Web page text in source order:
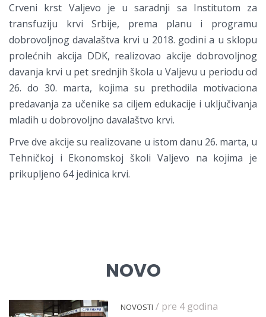
Crveni krst Valjevo je u saradnji sa Institutom za
transfuziju krvi Srbije, prema planu i programu
dobrovoljnog davalaštva krvi u 2018. godini a u sklopu
prolećnih akcija DDK, realizovao akcije dobrovoljnog
davanja krvi u pet srednjih škola u Valjevu u periodu od
26. do 30. marta, kojima su prethodila motivaciona
predavanja za učenike sa ciljem edukacije i uključivanja
mladih u dobrovoljno davalaštvo krvi.
Prve dve akcije su realizovane u istom danu 26. marta, u
Tehničkoj i Ekonomskoj školi Valjevo na kojima je
prikupljeno 64 jedinica krvi.
NOVO
NOVOSTI / pre 4 godina